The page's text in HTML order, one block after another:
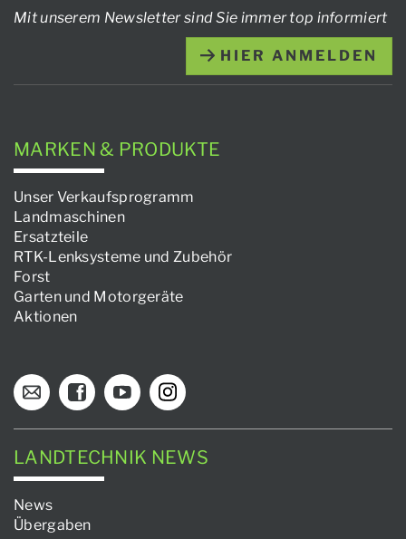
Mit unserem Newsletter sind Sie immer top informiert
HIER ANMELDEN
MARKEN & PRODUKTE
Unser Verkaufsprogramm
Landmaschinen
Ersatzteile
RTK-Lenksysteme und Zubehör
Forst
Garten und Motorgeräte
Aktionen
LANDTECHNIK NEWS
News
Übergaben